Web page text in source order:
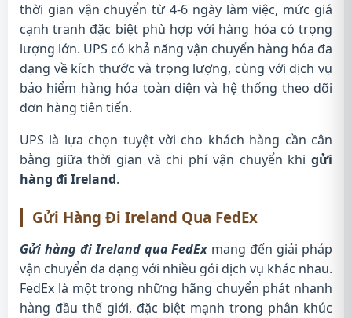
thời gian vận chuyển từ 4-6 ngày làm việc, mức giá
cạnh tranh đặc biệt phù hợp với hàng hóa có trọng
lượng lớn. UPS có khả năng vận chuyển hàng hóa đa
dạng về kích thước và trọng lượng, cùng với dịch vụ
bảo hiểm hàng hóa toàn diện và hệ thống theo dõi
đơn hàng tiên tiến.
UPS là lựa chọn tuyệt vời cho khách hàng cần cân
bằng giữa thời gian và chi phí vận chuyển khi gửi
hàng đi Ireland.
Gửi Hàng Đi Ireland Qua FedEx
Gửi hàng đi Ireland qua FedEx mang đến giải pháp
vận chuyển đa dạng với nhiều gói dịch vụ khác nhau.
FedEx là một trong những hãng chuyển phát nhanh
hàng đầu thế giới, đặc biệt mạnh trong phân khúc